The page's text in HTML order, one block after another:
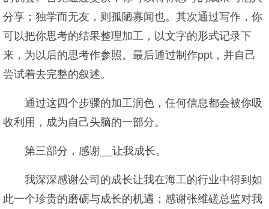
分享；独学而无友，则孤陋寡闻也。其次通过写作，你
可以把你思考的结果整理加工，以文字的形式记录下
来，为以后的思考作参照。最后通过制作ppt，并自己
尝试着去完整的叙述。
通过这四个步骤的加工润色，任何信息都会被你吸
收利用，成为自己头脑的一部分。
第三部分，感谢__让我成长。
我深深感谢公司的成长让我在海工的行业中得到如
此一个珍贵的磨砺与成长的机遇；感谢张维磋总监对我